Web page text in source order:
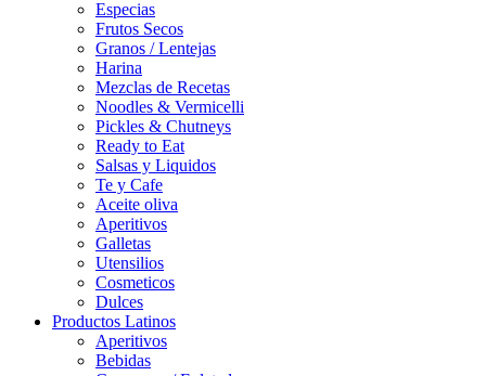
Especias
Frutos Secos
Granos / Lentejas
Harina
Mezclas de Recetas
Noodles & Vermicelli
Pickles & Chutneys
Ready to Eat
Salsas y Liquidos
Te y Cafe
Aceite oliva
Aperitivos
Galletas
Utensilios
Cosmeticos
Dulces
Productos Latinos
Aperitivos
Bebidas